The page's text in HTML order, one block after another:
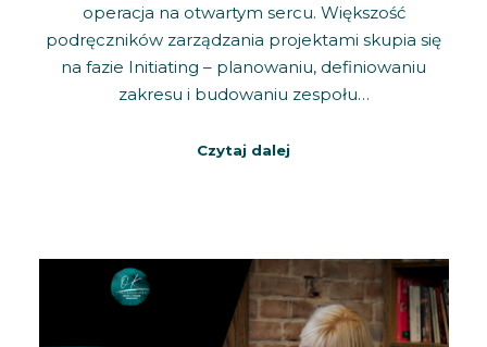
operacja na otwartym sercu. Większość
podręczników zarządzania projektami skupia się
na fazie Initiating – planowaniu, definiowaniu
zakresu i budowaniu zespołu…
Czytaj dalej